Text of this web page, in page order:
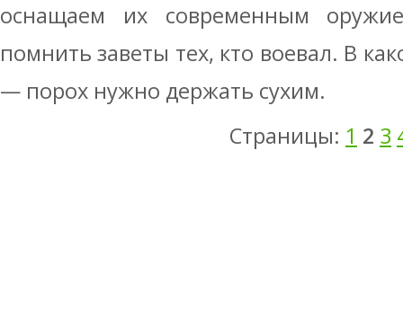
оснащаем их современным
помнить заветы тех, кто воевал. В
— порох нужно держать сухим.
Страницы: 1 2 3